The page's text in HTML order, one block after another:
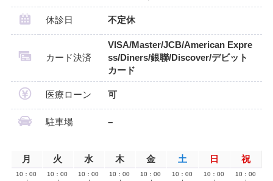
休診日 不定休
カード決済
VISA/Master/JCB/American Expre
ss/Diners/銀聯/Discover/デビット
カード
医療ローン 可
駐車場 –
月 火 水 木 金 土 日 祝
10：00
10：00
10：00
10：00
10：00
10：00
10：00
10：00